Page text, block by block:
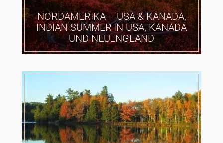
NORDAMERIKA – USA & KANADA,
INDIAN SUMMER IN USA, KANADA
UND NEUENGLAND